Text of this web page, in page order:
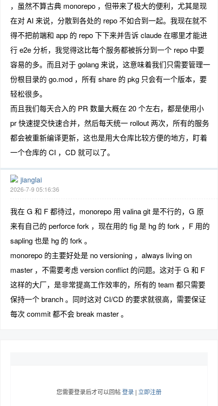
，虽然不算古典 monorepo ，但带来了极大的便利，尤其是现
在对 AI 来说，分散到各处的 repo 不如合到一起。我现在就不
得不把前端和 app 的 repo 下下来并告诉 claude 在哪里才能进
行 e2e 分析，我觉得这比每个服务都被拆分到一个 repo 中要
容易的多。而且对于 golang 来说，这意味着我们只需要管理一
份根目录的 go.mod ，所有 share 的 pkg 只会有一个版本，要
轻松很多。
而且我们每天合入的 PR 数量大概在 20 个左右，都是使用小
pr 快速提交快速合并，然后每天统一 rollout 两次，所有的服务
都会被重新编译更新，这也是用大仓库比较方便的地方，盯着
一个仓库的 CI ，CD 就可以了。
jianglai
2026-7-9 05:16:36
我在 G 和 F 都待过，monorepo 用 valina git 是不行的，G 原
来有自己的 perforce fork ，现在用的 fig 是 hg 的 fork ，F 用的
sapling 也是 hg 的 fork 。
monorepo 的主要好处是 no versioning ，always living on
master ，不需要考虑 version conflict 的问题。这对于 G 和 F
这样的大厂，是非常提高工作效率的，所有的 team 都只需要
保持一个 branch 。同时这对 CI/CD 的要求就很高，需要保证
每次 commit 都不会 break master 。
您需要登录后才可以回帖登录 | 立即注册